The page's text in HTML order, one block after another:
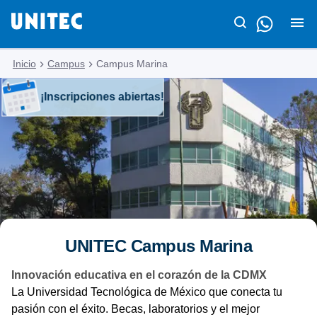
Inicio Campus Campus Marina
¡Inscripciones abiertas!
UNITEC Campus Marina
Innovación educativa en el corazón de la CDMX
La Universidad Tecnológica de México que conecta tu
pasión con el éxito. Becas, laboratorios y el mejor